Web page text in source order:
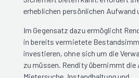
erheblichen persönlichen Aufwand
Im Gegensatz dazu ermöglicht
in bereits vermietete
investieren, ohne sich um die
zu müssen. Rendity übernimmt die